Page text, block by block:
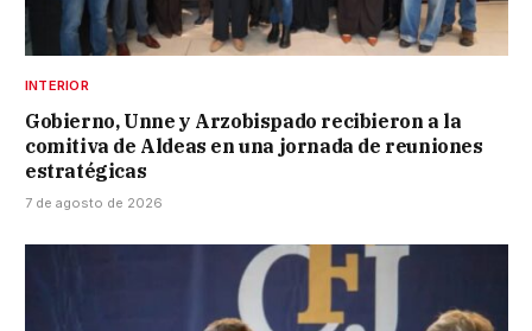
INTERIOR
Gobierno, Unne y Arzobispado recibieron a la
comitiva de Aldeas en una jornada de reuniones
estratégicas
7 de agosto de 2026